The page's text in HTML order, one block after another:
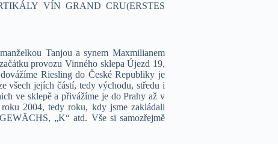
VÍN GRAND CRU(ERSTES
Tanjou a synem Maxmilianem
provozu Vinného sklepa Újezd 19,
Riesling do České Republiky je
všech jejích částí, tedy východu, středu i
ve sklepě a přivážíme je do Prahy až v
2004, tedy roku, kdy jsme zakládali
„K“ atd. Vše si samozřejmě